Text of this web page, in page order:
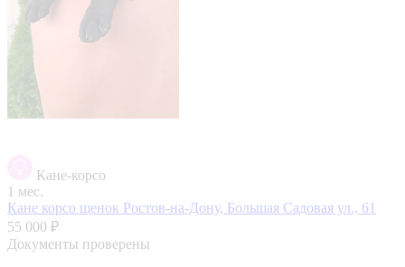
Кане-корсо
1 мес.
Кане корсо щенок Ростов-на-Дону, Большая Садовая ул., 61
55 000 ₽
Документы проверены